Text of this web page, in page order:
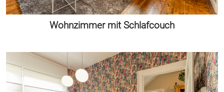
Wohnzimmer mit Schlafcouch